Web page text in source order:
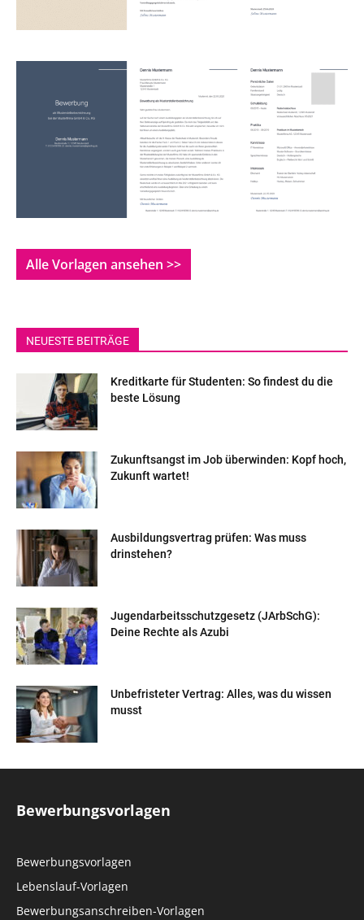
Alle Vorlagen ansehen >>
NEUESTE BEITRÄGE
Kreditkarte für Studenten: So findest du die
beste Lösung
Zukunftsangst im Job überwinden: Kopf hoch,
Zukunft wartet!
Ausbildungsvertrag prüfen: Was muss
drinstehen?
Jugendarbeitsschutzgesetz (JArbSchG):
Deine Rechte als Azubi
Unbefristeter Vertrag: Alles, was du wissen
musst
Bewerbungsvorlagen
Bewerbungsvorlagen
Lebenslauf-Vorlagen
Bewerbungsanschreiben-Vorlagen